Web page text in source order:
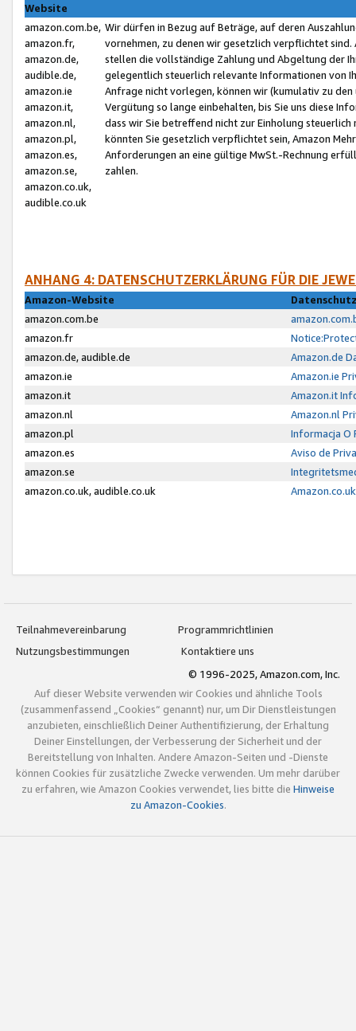
Website
amazon.com.be,
amazon.fr,
amazon.de,
audible.de,
amazon.ie
amazon.it,
amazon.nl,
amazon.pl,
amazon.es,
amazon.se,
amazon.co.uk,
audible.co.uk
Wir dürfen in Bezug auf Beträge, auf deren
vornehmen, zu denen wir gesetzlich verpflichtet
stellen die vollständige Zahlung und Abgeltung der
gelegentlich steuerlich relevante Informationen von
Anfrage nicht vorlegen, können wir (kumulativ zu
Vergütung so lange einbehalten, bis Sie uns diese
dass wir Sie betreffend nicht zur Einholung
könnten Sie gesetzlich verpflichtet sein, Amazon
Anforderungen an eine gültige MwSt.-Rechnung
zahlen.
ANHANG 4: DATENSCHUTZERKLÄRUNG FÜR DIE
Amazon-Website
amazon.com.be
amazon.fr
amazon.de, audible.de
Amazon.de
amazon.ie
Amazon.ie
amazon.it
Amazon.it
amazon.nl
Amazon.nl
amazon.pl
Informacja O
amazon.es
Aviso de
amazon.se
amazon.co.uk, audible.co.uk
Teilnahmevereinbarung
Programmrichtlinien
Nutzungsbestimmungen
Kontaktiere uns
© 1996-2025, Amazon.com, Inc.
Auf dieser Website verwenden wir Cookies und ähnliche Tools
(zusammenfassend „Cookies“ genannt) nur, um Dir Dienstleistungen
anzubieten, einschließlich Deiner Authentifizierung, der Erhaltung
Deiner Einstellungen, der Verbesserung der Sicherheit und der
Bereitstellung von Inhalten. Andere Amazon-Seiten und -Dienste
können Cookies für zusätzliche Zwecke verwenden. Um mehr darüber
zu erfahren, wie Amazon Cookies verwendet, lies bitte die Hinweise
zu Amazon-Cookies.